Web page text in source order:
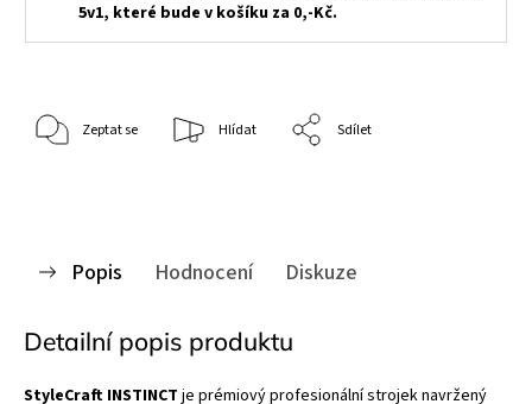
5v1, které bude v košíku za 0,-Kč.
Zeptat se Hlídat Sdílet
Popis Hodnocení Diskuze
Detailní popis produktu
StyleCraft INSTINCT je prémiový profesionální strojek navržený